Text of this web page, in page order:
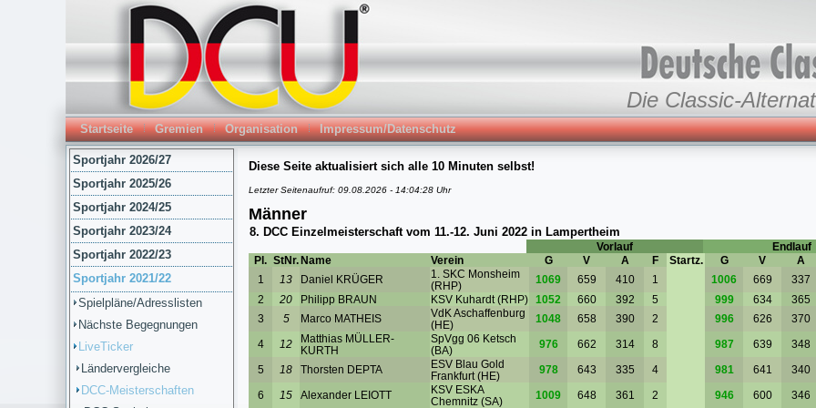
Die Classic-
Startseite Gremien Organisation Impressum/Datenschutz
Sportjahr 2026/27
Sportjahr 2025/26
Sportjahr 2024/25
Sportjahr 2023/24
Sportjahr 2022/23
Sportjahr 2021/22
Spielpläne/Adresslisten
Nächste Begegnungen
LiveTicker
Ländervergleiche
DCC-Meisterschaften